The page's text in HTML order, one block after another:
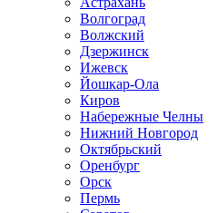
Волгоград
Волжский
Дзержинск
Ижевск
Йошкар-Ола
Киров
Набережные Челны
Нижний Новгород
Октябрьский
Оренбург
Орск
Пермь